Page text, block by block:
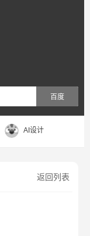
百度
AI设计
返回列表